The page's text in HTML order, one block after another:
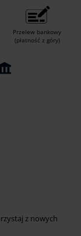
Przelew bankowy
(płatność z góry)
z nowych